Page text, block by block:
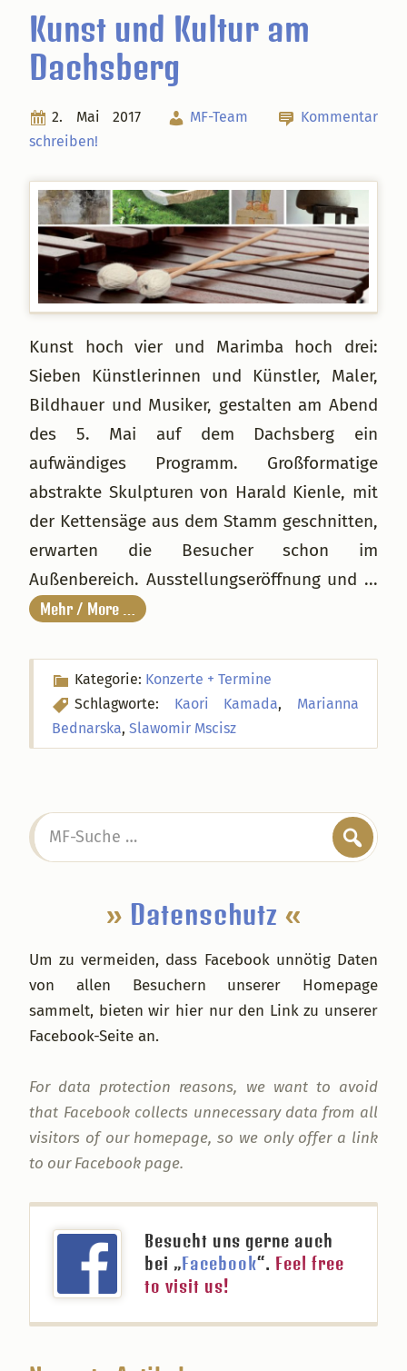
Kunst und Kultur am
Dachsberg
2. Mai 2017 MF-Team
Kommentar
schreiben!
Kunst hoch vier und Marimba hoch drei:
Sieben Künstlerinnen und Künstler, Maler,
Bildhauer und Musiker, gestalten am Abend
des 5. Mai auf dem Dachsberg ein
aufwändiges Programm. Großformatige
abstrakte Skulpturen von Harald Kienle, mit
der Kettensäge aus dem Stamm geschnitten,
erwarten die Besucher schon im
Außenbereich. Ausstellungseröffnung und ...
Mehr / More …
Kategorie: Konzerte + Termine
Schlagworte: Kaori Kamada, Marianna
Bednarska,Slawomir Mscisz
Seitenspalte
MF-
Suche
» Datenschutz «
Um zu vermeiden, dass Facebook unnötig Daten
von allen Besuchern unserer Homepage
sammelt, bieten wir hier nur den Link zu unserer
Facebook-Seite an.
For data protection reasons, we want to avoid
that Facebook collects unnecessary data from all
visitors of our homepage, so we only offer a link
to our Facebook page.
Besucht uns gerne auch
bei „Facebook“. Feel free
to visit us!